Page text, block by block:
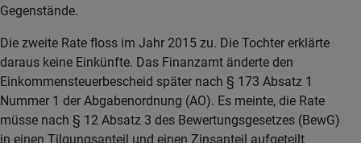
Gegenstände.
Die zweite Rate floss im Jahr 2015 zu. Die Tochter erklärte
daraus keine Einkünfte. Das Finanzamt änderte den
Einkommensteuerbescheid später nach § 173 Absatz 1
Nummer 1 der Abgabenordnung (AO). Es meinte, die Rate
müsse nach § 12 Absatz 3 des Bewertungsgesetzes (BewG)
in einen Tilgungsanteil und einen Zinsanteil aufgeteilt